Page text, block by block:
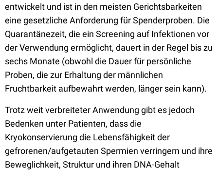
entwickelt und ist in den meisten Gerichtsbarkeiten
eine gesetzliche Anforderung für Spenderproben. Die
Quarantänezeit, die ein Screening auf Infektionen vor
der Verwendung ermöglicht, dauert in der Regel bis zu
sechs Monate (obwohl die Dauer für persönliche
Proben, die zur Erhaltung der männlichen
Fruchtbarkeit aufbewahrt werden, länger sein kann).
Trotz weit verbreiteter Anwendung gibt es jedoch
Bedenken unter Patienten, dass die
Kryokonservierung die Lebensfähigkeit der
gefrorenen/aufgetauten Spermien verringern und ihre
Beweglichkeit, Struktur und ihren DNA-Gehalt